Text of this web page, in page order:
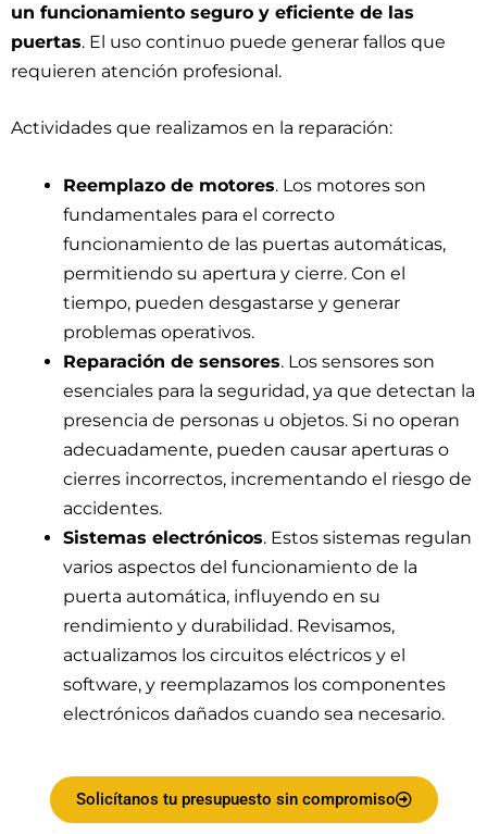
un funcionamiento seguro y eficiente de las
puertas. El uso continuo puede generar fallos que
requieren atención profesional.
Actividades que realizamos en la reparación:
Reemplazo de motores. Los motores son
fundamentales para el correcto
funcionamiento de las puertas automáticas,
permitiendo su apertura y cierre. Con el
tiempo, pueden desgastarse y generar
problemas operativos.
Reparación de sensores. Los sensores son
esenciales para la seguridad, ya que detectan la
presencia de personas u objetos. Si no operan
adecuadamente, pueden causar aperturas o
cierres incorrectos, incrementando el riesgo de
accidentes.
Sistemas electrónicos. Estos sistemas regulan
varios aspectos del funcionamiento de la
puerta automática, influyendo en su
rendimiento y durabilidad. Revisamos,
actualizamos los circuitos eléctricos y el
software, y reemplazamos los componentes
electrónicos dañados cuando sea necesario.
Solicítanos tu presupuesto sin compromiso